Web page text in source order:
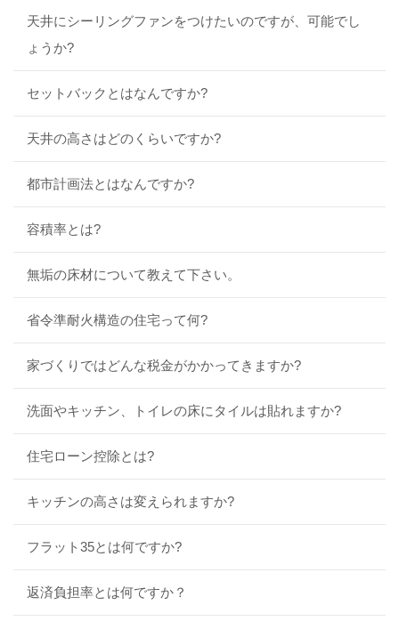
天井にシーリングファンをつけたいのですが、可能でし
ょうか?
セットバックとはなんですか?
天井の高さはどのくらいですか?
都市計画法とはなんですか?
容積率とは?
無垢の床材について教えて下さい。
省令準耐火構造の住宅って何?
家づくりではどんな税金がかかってきますか?
洗面やキッチン、トイレの床にタイルは貼れますか?
住宅ローン控除とは?
キッチンの高さは変えられますか?
フラット35とは何ですか?
返済負担率とは何ですか？